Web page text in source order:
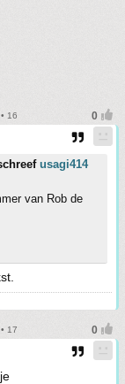
16
usagi414
van Rob de
17